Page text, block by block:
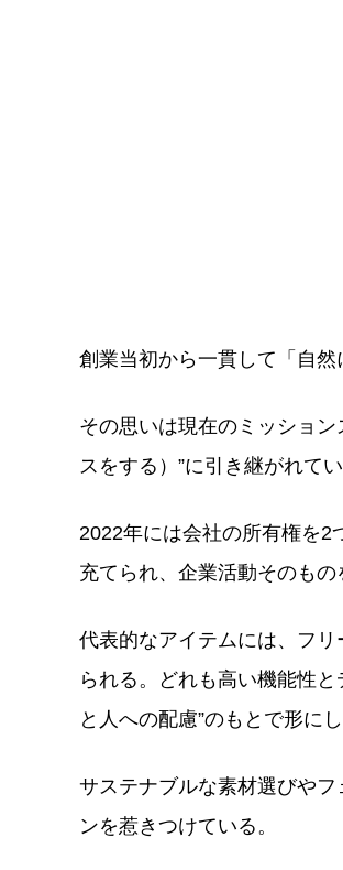
創業当初から一貫して「自
その思いは現在のミッショ
スをする）”に引き継がれてい
2022年には会社の所有権を2
充てられ、企業活動そのもの
代表的なアイテムには、フ
られる。どれも高い機能性
と人への配慮”のもとで形に
サステナブルな素材選びや
ンを惹きつけている。